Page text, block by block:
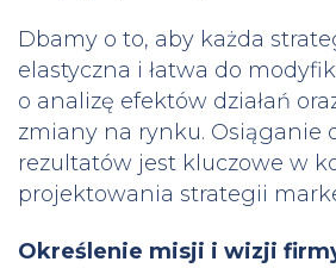
Dbamy o to, aby każda
elastyczna i łatwa do
o analizę efektów działań
zmiany na rynku. Osiąganie
rezultatów jest kluczowe w
projektowania strategii
Określenie misji i wizji